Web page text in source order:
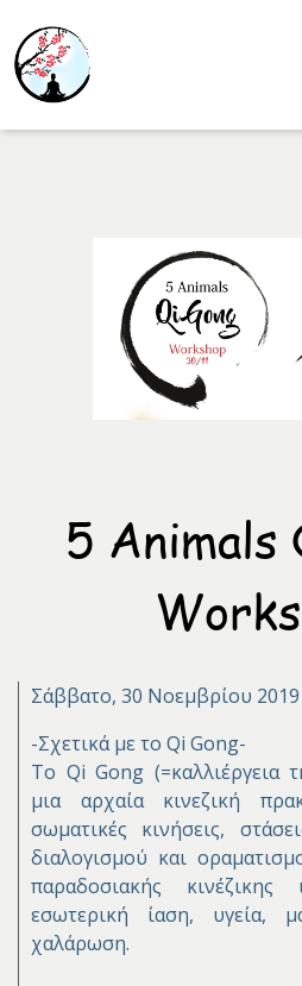
5 Animals
Σάββατο, 30 Νοεμβρίου 2019
-Σχετικά με το Qi Gong-
Το Qi Gong (=καλλιέργεια
μια αρχαία κινεζική
σωματικές κινήσεις,
διαλογισμού και
παραδοσιακής κινέζικης
εσωτερική ίαση, υγεία,
χαλάρωση.